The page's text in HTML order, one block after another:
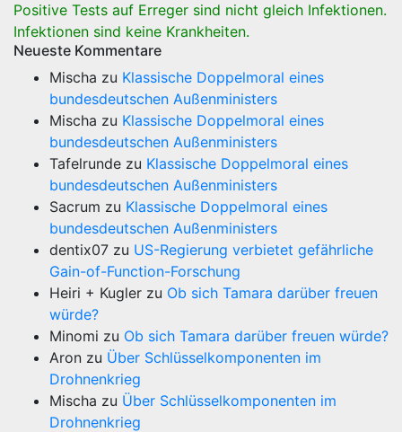
Positive Tests auf Erreger sind nicht gleich Infektionen.
Infektionen sind keine Krankheiten.
Neueste Kommentare
Mischa zu Klassische Doppelmoral eines
bundesdeutschen Außenministers
Mischa zu Klassische Doppelmoral eines
bundesdeutschen Außenministers
Tafelrunde zu Klassische Doppelmoral eines
bundesdeutschen Außenministers
Sacrum zu Klassische Doppelmoral eines
bundesdeutschen Außenministers
dentix07 zu US-Regierung verbietet gefährliche
Gain-of-Function-Forschung
Heiri + Kugler zu Ob sich Tamara darüber freuen
würde?
Minomi zu Ob sich Tamara darüber freuen würde?
Aron zu Über Schlüsselkomponenten im
Drohnenkrieg
Mischa zu Über Schlüsselkomponenten im
Drohnenkrieg